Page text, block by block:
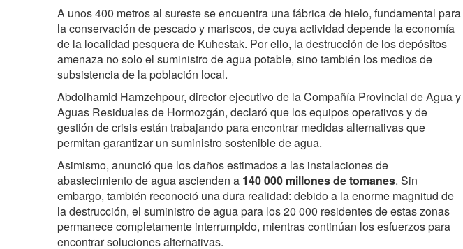
A unos 400 metros al sureste se encuentra una fábrica de hielo, fundamental para
la conservación de pescado y mariscos, de cuya actividad depende la economía
de la localidad pesquera de Kuhestak. Por ello, la destrucción de los depósitos
amenaza no solo el suministro de agua potable, sino también los medios de
subsistencia de la población local.
Abdolhamid Hamzehpour, director ejecutivo de la Compañía Provincial de Agua y
Aguas Residuales de Hormozgán, declaró que los equipos operativos y de
gestión de crisis están trabajando para encontrar medidas alternativas que
permitan garantizar un suministro sostenible de agua.
Asimismo, anunció que los daños estimados a las instalaciones de
abastecimiento de agua ascienden a 140 000 millones de tomanes. Sin
embargo, también reconoció una dura realidad: debido a la enorme magnitud de
la destrucción, el suministro de agua para los 20 000 residentes de estas zonas
permanece completamente interrumpido, mientras continúan los esfuerzos para
encontrar soluciones alternativas.